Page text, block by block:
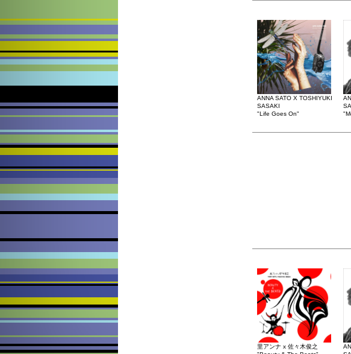
ANNA SATO X TOSHIYUKI
SASAKI
"Life Goes On"
里アンナ x 佐々木俊之